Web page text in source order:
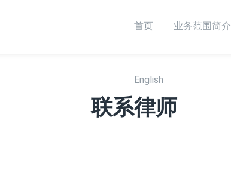
首页 业务范围简介
English
English
联系律师